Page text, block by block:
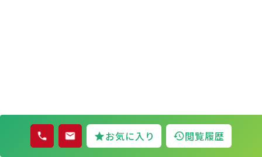
お気に入り 閲覧履歴